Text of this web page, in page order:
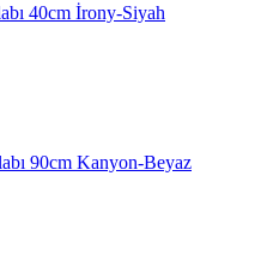
40cm İrony-Siyah
90cm Kanyon-Beyaz